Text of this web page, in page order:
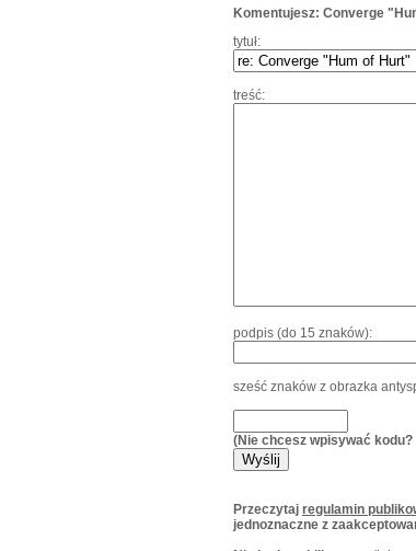
Komentujesz: Converge
tytuł:
treść:
podpis (do 15 znaków):
sześć znaków z obrazka
(Nie chcesz wpisywać
Przeczytaj regulamin
jednoznaczne z